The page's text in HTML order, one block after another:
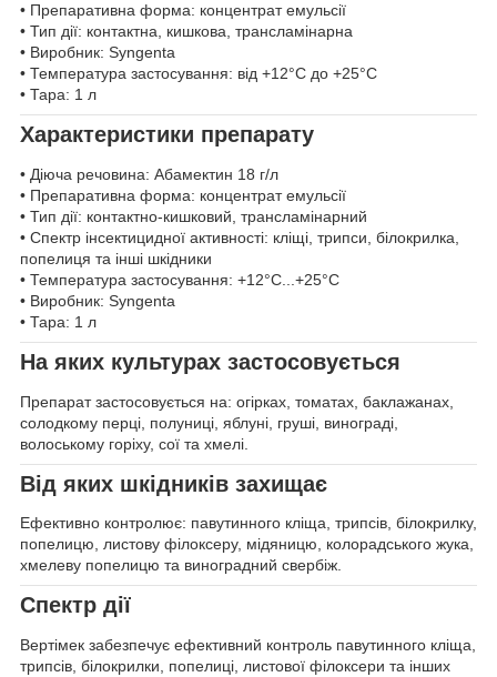
• Препаративна форма: концентрат емульсії
• Тип дії: контактна, кишкова, трансламінарна
• Виробник: Syngenta
• Температура застосування: від +12°C до +25°C
• Тара: 1 л
Характеристики препарату
• Діюча речовина: Абамектин 18 г/л
• Препаративна форма: концентрат емульсії
• Тип дії: контактно-кишковий, трансламінарний
• Спектр інсектицидної активності: кліщі, трипси, білокрилка,
попелиця та інші шкідники
• Температура застосування: +12°C...+25°C
• Виробник: Syngenta
• Тара: 1 л
На яких культурах застосовується
Препарат застосовується на: огірках, томатах, баклажанах,
солодкому перці, полуниці, яблуні, груші, винограді,
волоському горіху, сої та хмелі.
Від яких шкідників захищає
Ефективно контролює: павутинного кліща, трипсів, білокрилку,
попелицю, листову філоксеру, мідяницю, колорадського жука,
хмелеву попелицю та виноградний свербіж.
Спектр дії
Вертімек забезпечує ефективний контроль павутинного кліща,
трипсів, білокрилки, попелиці, листової філоксери та інших